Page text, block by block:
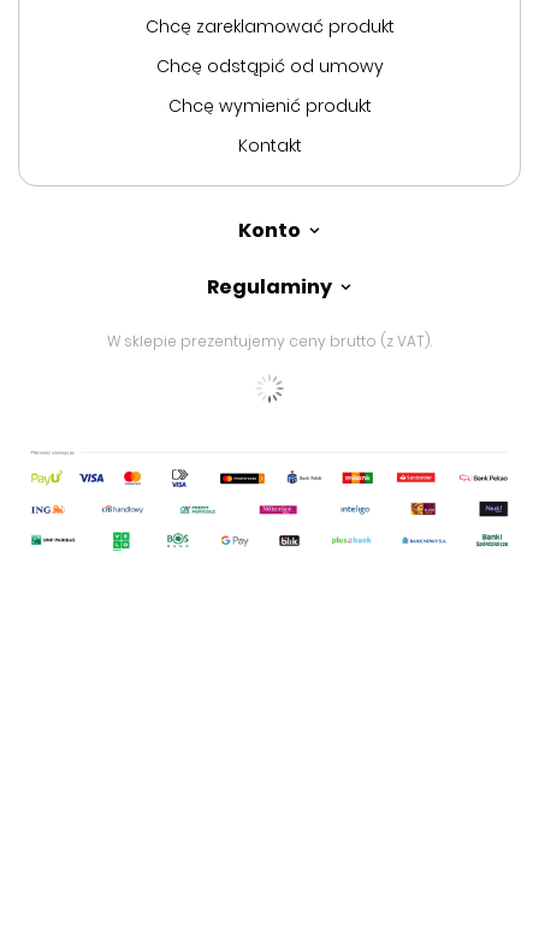
Chcę zareklamować produkt
Chcę odstąpić od umowy
Chcę wymienić produkt
Kontakt
Konto
Regulaminy
W sklepie prezentujemy ceny brutto (z VAT).